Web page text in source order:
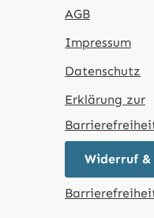
AGB
Impressum
Datenschutz
Erklärung zur
Widerruf &